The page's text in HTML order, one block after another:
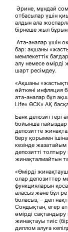
Әрине, мұндай
отбасылар үшін
алдын ала
бірнеше жыл
Ата-аналар үшін
бар: ақшаны
мемлекеттік
алу немесе
шарт ресімдеу.
«Ақшаны
өйткені инфляция
ата-аналар бұл
Life» ӨСК» АҚ
Банк депозиттері
бойынша
депозитте
беру қорымен
кезінде
депозитті толтыру
жинақталмайтын
«Өмірді
олар депозиттер
функцияларын
аласыз және бұл
боласыз, – деп
Сондықтан, егер
өмірді
жинақтауы тиіс
диплом алуға